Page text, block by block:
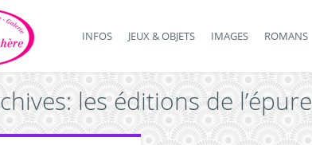
INFOS JEUX & OBJETS IMAGES ROMANS
les éditions de l’épure